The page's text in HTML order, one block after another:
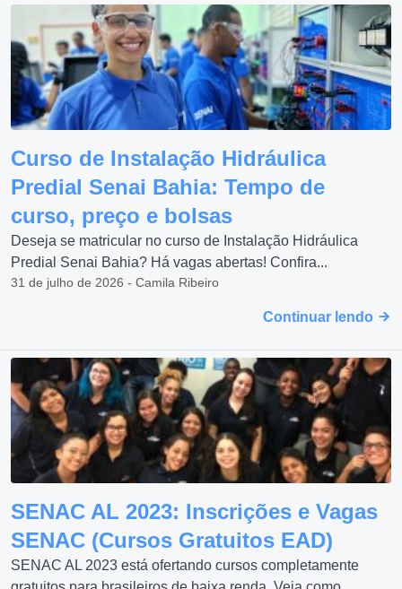
Curso de Instalação Hidráulica
Predial Senai Bahia: Tempo de
curso, preço e bolsas
Deseja se matricular no curso de Instalação Hidráulica
Predial Senai Bahia? Há vagas abertas! Confira...
31 de julho de 2026 - Camila Ribeiro
Continuar lendo
SENAC AL 2023: Inscrições e Vagas
SENAC (Cursos Gratuitos EAD)
SENAC AL 2023 está ofertando cursos completamente